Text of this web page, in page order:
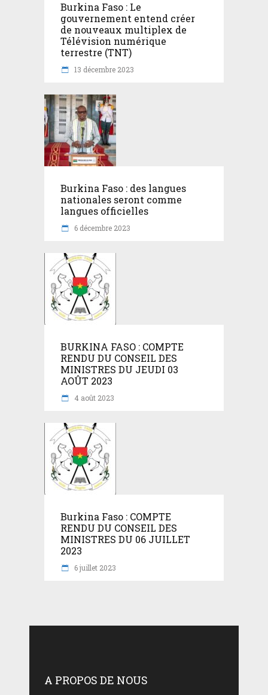
Burkina Faso : Le
gouvernement entend créer
de nouveaux multiplex de
Télévision numérique
terrestre (TNT)
13 décembre 2023
Burkina Faso : des langues
nationales seront comme
langues officielles
6 décembre 2023
BURKINA FASO : COMPTE
RENDU DU CONSEIL DES
MINISTRES DU JEUDI 03
AOÛT 2023
4 août 2023
Burkina Faso : COMPTE
RENDU DU CONSEIL DES
MINISTRES DU 06 JUILLET
2023
6 juillet 2023
A PROPOS DE NOUS